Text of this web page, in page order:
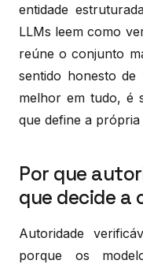
entidade
LLMs leem como
reúne o conjunto
sentido honesto
melhor em tudo, é
que define a própria
Por que
que decide a
Autoridade
porque os